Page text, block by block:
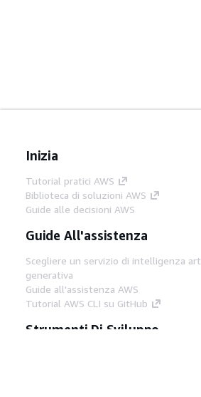
Inizia
Tutorial pratici AWS
Biblioteca di soluzioni AWS
Guide alle decisioni AWS
Guide All'assistenza
Scegliere un servizio di intelligenza
generativa
Guide all'assistenza AWS
Tutorial AWS CLI su GitHub
Strumenti Di Sviluppo